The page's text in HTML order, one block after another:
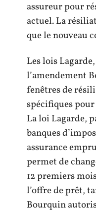
assureur pour
actuel. La
que le nouveau
Les lois
l’amendement
fenêtres de
spécifiques
La loi Lagarde,
banques
assurance
permet de
12 premiers
l’offre de prêt,
Bourquin